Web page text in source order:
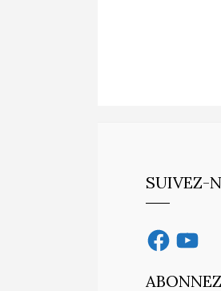
SUIVEZ-
Facebook